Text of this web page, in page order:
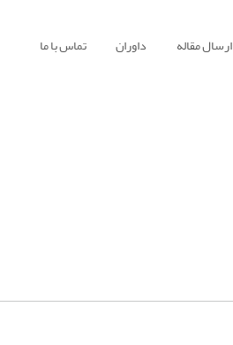
ارسال مقاله داوران تماس با ما